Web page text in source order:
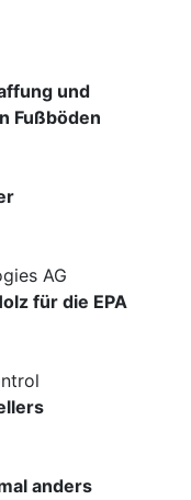
und
Fußböden
AG
für die EPA
anders